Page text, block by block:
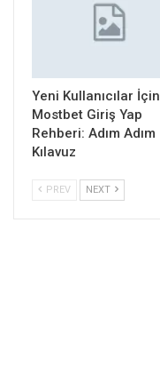
Yeni Kullanıcılar İçin
Mostbet Giriş Yap
Rehberi: Adım Adım
Kılavuz
PREV NEXT